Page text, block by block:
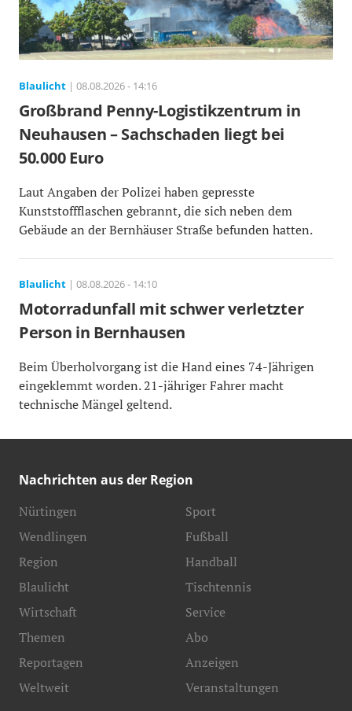
Blaulicht | 08.08.2026 - 14:16
Großbrand Penny-Logistikzentrum in
Neuhausen – Sachschaden liegt bei
50.000 Euro
Laut Angaben der Polizei haben gepresste
Kunststoffflaschen gebrannt, die sich neben dem
Gebäude an der Bernhäuser Straße befunden hatten.
Blaulicht | 08.08.2026 - 14:10
Motorradunfall mit schwer verletzter
Person in Bernhausen
Beim Überholvorgang ist die Hand eines 74-Jährigen
eingeklemmt worden. 21-jähriger Fahrer macht
technische Mängel geltend.
Nachrichten aus der Region
Nürtingen
Wendlingen
Region
Blaulicht
Sport
Fußball
Handball
Tischtennis
Wirtschaft
Themen
Reportagen
Weltweit
Service
Abo
Anzeigen
Veranstaltungen